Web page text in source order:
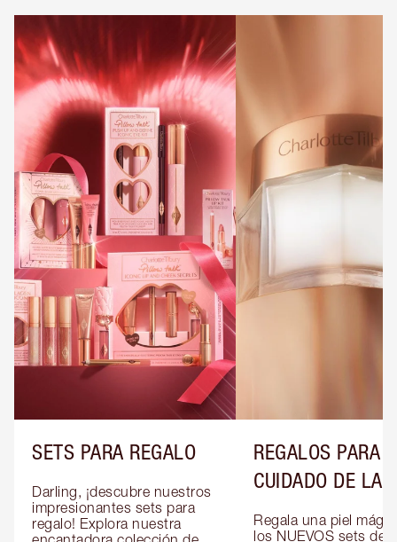
SETS PARA REGALO
Darling, ¡descubre nuestros
impresionantes sets para
regalo! Explora nuestra
REGALOS PARA
CUIDADO DE LA
Regala una piel
los NUEVOS sets de